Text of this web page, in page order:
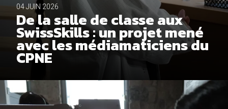
04 JUIN 2026
De la salle de classe aux
SwissSkills : un projet mené
avec les médiamaticiens du
CPNE